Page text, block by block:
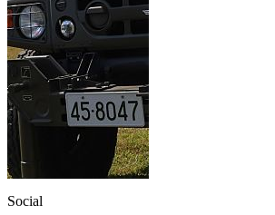
Social